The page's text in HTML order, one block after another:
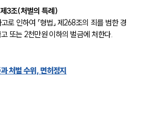
3조(처벌의 특례)
로 인하여 「형법」 제268조의 죄를 범한 경
또는 2천만원 이하의 벌금에 처한다.
처벌 수위, 면허정지